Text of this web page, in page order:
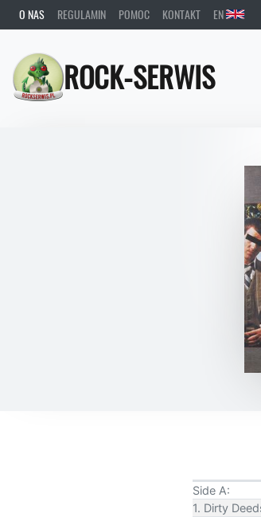
O NAS REGULAMIN POMOC KONTAKT EN
ROCK-SERWIS
Side A:
1. Dirty